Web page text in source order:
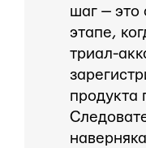
шаг — это
этапе,
триал-
продукта